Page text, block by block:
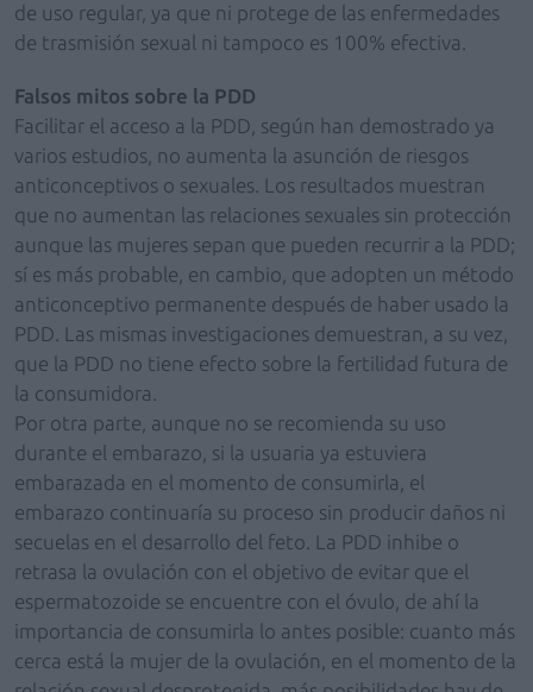
de uso regular, ya que ni protege de las enfermedades
de trasmisión sexual ni tampoco es 100% efectiva.
Falsos mitos sobre la PDD
Facilitar el acceso a la PDD, según han demostrado ya
varios estudios, no aumenta la asunción de riesgos
anticonceptivos o sexuales. Los resultados muestran
que no aumentan las relaciones sexuales sin protección
aunque las mujeres sepan que pueden recurrir a la PDD;
sí es más probable, en cambio, que adopten un método
anticonceptivo permanente después de haber usado la
PDD. Las mismas investigaciones demuestran, a su vez,
que la PDD no tiene efecto sobre la fertilidad futura de
la consumidora.
Por otra parte, aunque no se recomienda su uso
durante el embarazo, si la usuaria ya estuviera
embarazada en el momento de consumirla, el
embarazo continuaría su proceso sin producir daños ni
secuelas en el desarrollo del feto. La PDD inhibe o
retrasa la ovulación con el objetivo de evitar que el
espermatozoide se encuentre con el óvulo, de ahí la
importancia de consumirla lo antes posible: cuanto más
cerca está la mujer de la ovulación, en el momento de la